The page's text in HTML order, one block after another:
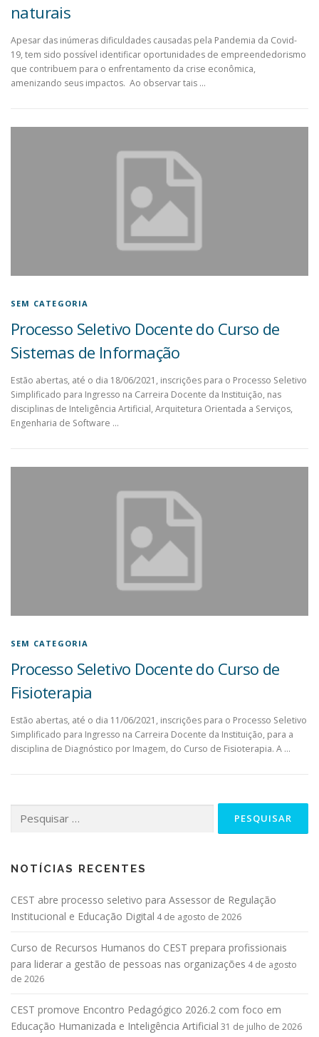
naturais
Apesar das inúmeras dificuldades causadas pela Pandemia da Covid-
19, tem sido possível identificar oportunidades de empreendedorismo
que contribuem para o enfrentamento da crise econômica,
amenizando seus impactos. Ao observar tais …
SEM CATEGORIA
Processo Seletivo Docente do Curso de
Sistemas de Informação
Estão abertas, até o dia 18/06/2021, inscrições para o Processo Seletivo
Simplificado para Ingresso na Carreira Docente da Instituição, nas
disciplinas de Inteligência Artificial, Arquitetura Orientada a Serviços,
Engenharia de Software …
SEM CATEGORIA
Processo Seletivo Docente do Curso de
Fisioterapia
Estão abertas, até o dia 11/06/2021, inscrições para o Processo Seletivo
Simplificado para Ingresso na Carreira Docente da Instituição, para a
disciplina de Diagnóstico por Imagem, do Curso de Fisioterapia. A …
NOTÍCIAS RECENTES
CEST abre processo seletivo para Assessor de Regulação
Institucional e Educação Digital 4 de agosto de 2026
Curso de Recursos Humanos do CEST prepara profissionais
para liderar a gestão de pessoas nas organizações 4 de agosto
de 2026
CEST promove Encontro Pedagógico 2026.2 com foco em
Educação Humanizada e Inteligência Artificial 31 de julho de 2026